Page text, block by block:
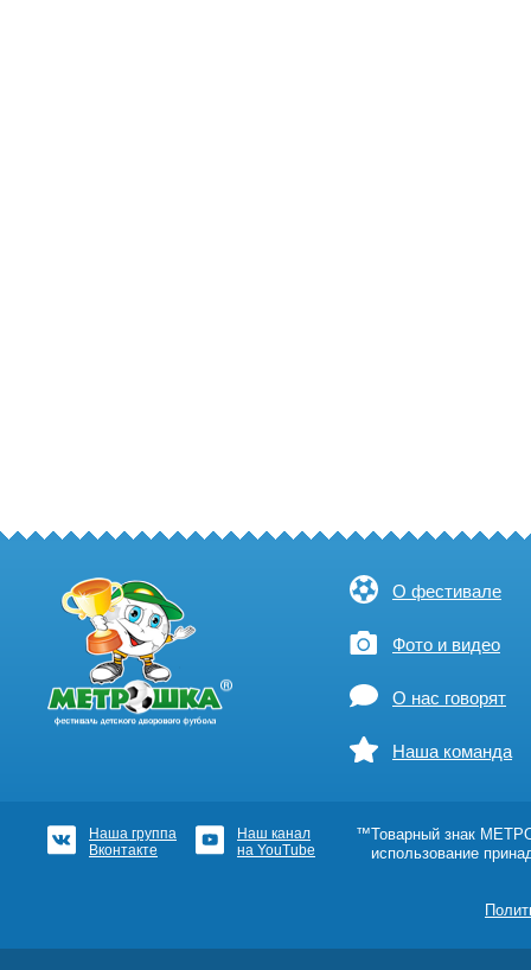
О фестивале
Фото и видео
О нас говорят
Наша команда
Наша группа
Вконтакте
Наш канал
на YouTube
™Товарный знак
использование